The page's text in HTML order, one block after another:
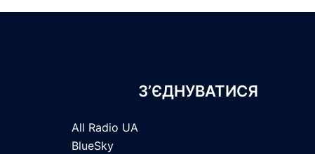
З’ЄДНУВАТИСЯ
All Radio UA
BlueSky